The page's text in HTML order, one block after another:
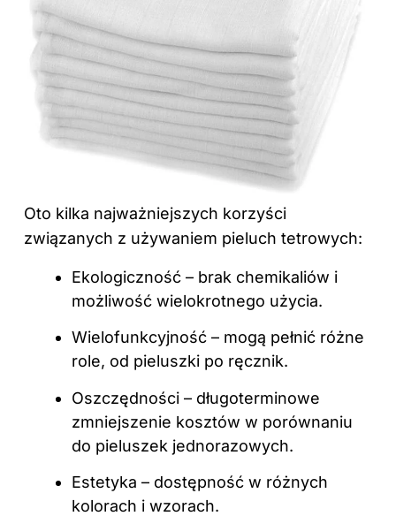
Oto kilka najważniejszych korzyści
związanych z używaniem pieluch tetrowych:
Ekologiczność – brak chemikaliów i
możliwość wielokrotnego użycia.
Wielofunkcyjność – mogą pełnić różne
role, od pieluszki po ręcznik.
Oszczędności – długoterminowe
zmniejszenie kosztów w porównaniu
do pieluszek jednorazowych.
Estetyka – dostępność w różnych
kolorach i wzorach.